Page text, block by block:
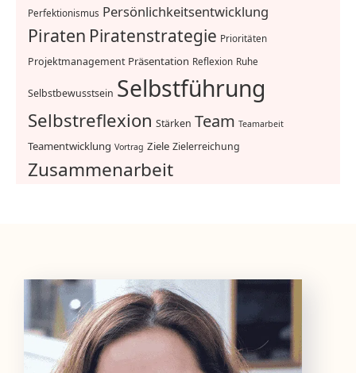
Perfektionismus Persönlichkeitsentwicklung
Piraten Piratenstrategie Prioritäten
Projektmanagement Präsentation Reflexion Ruhe
Selbstbewusstsein Selbstführung
Selbstreflexion Stärken Team Teamarbeit
Teamentwicklung Vortrag Ziele Zielerreichung
Zusammenarbeit